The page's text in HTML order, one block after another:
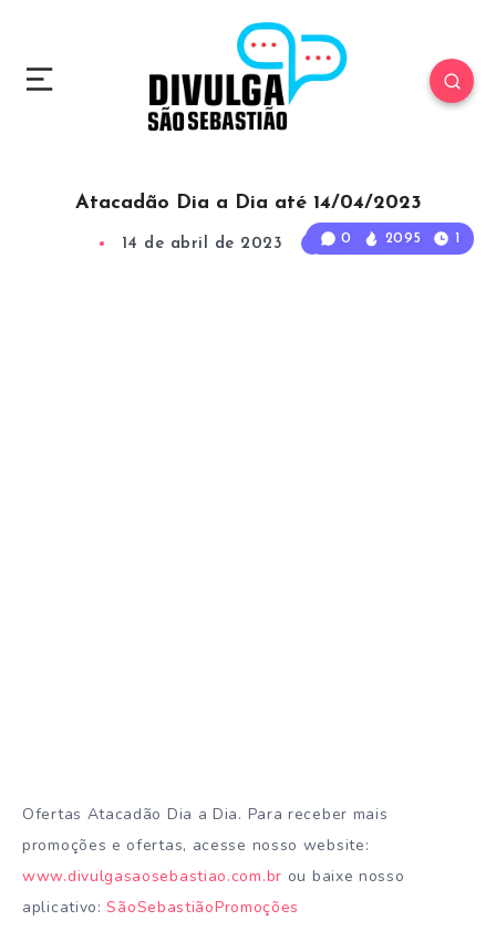
0 2095 1
Atacadão Dia a Dia até 14/04/2023
14 de abril de 2023 Min Read
Ofertas Atacadão Dia a Dia. Para receber mais
promoções e ofertas, acesse nosso website:
www.divulgasaosebastiao.com.br ou baixe nosso
aplicativo:SãoSebastiãoPromoções